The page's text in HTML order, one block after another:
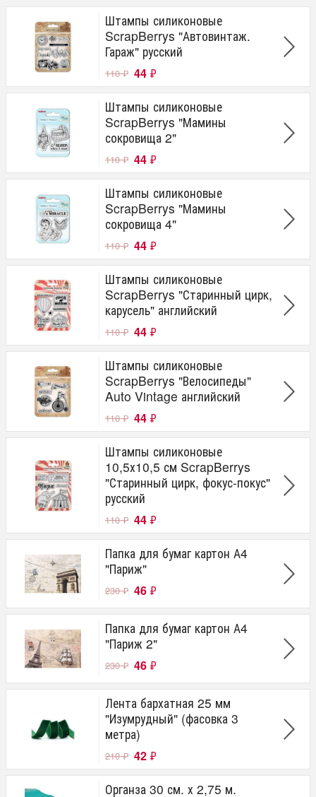
Штампы силиконовые
ScrapBerrys "Автовинтаж.
Гараж" русский
110₽ 44 ₽
Штампы силиконовые
ScrapBerrys "Мамины
сокровища 2"
110₽ 44 ₽
Штампы силиконовые
ScrapBerrys "Мамины
сокровища 4"
110₽ 44 ₽
Штампы силиконовые
ScrapBerrys "Старинный цирк,
карусель" английский
110₽ 44 ₽
Штампы силиконовые
ScrapBerrys "Велосипеды"
Auto Vintage английский
110₽ 44 ₽
Штампы силиконовые
10,5х10,5 см ScrapBerrys
"Старинный цирк, фокус-покус"
русский
110₽ 44 ₽
Папка для бумаг картон А4
"Париж"
230₽ 46 ₽
Папка для бумаг картон А4
"Париж 2"
230₽ 46 ₽
Лента бархатная 25 мм
"Изумрудный" (фасовка 3
метра)
210₽ 42 ₽
Органза 30 см. х 2,75 м.